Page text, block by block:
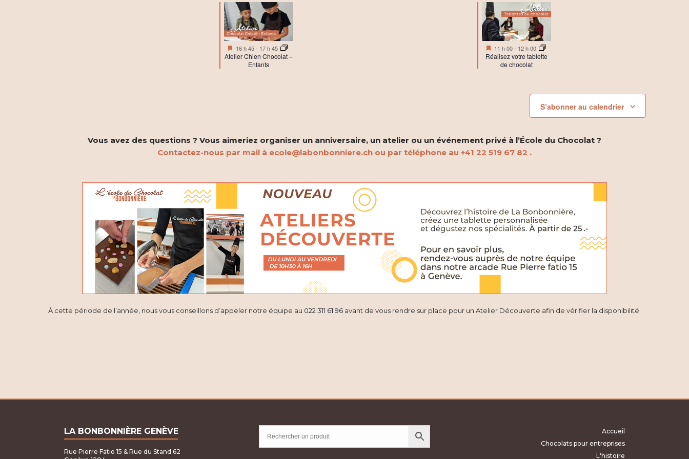
e
n
t
,
e
n
t
,
évènement,
é
v
è
n
t
Mis
en
avant
16 h 45- 17 h 45
Atelier Chien Chocolat –
Enfants
évènement,
é
v
è
n
t
Mis
en
avant
11 h 00- 12 h 00
Réalisez votre tablette
de chocolat
S’abonner au calendrier
Vous avez des questions ? Vous aimeriez organiser un anniversaire, un atelier ou un événement privé à l’École du Chocolat ?
Contactez-nous par mail à ecole@labonbonniere.ch ou par téléphone au +41 22 519 67 82 .
À cette période de l’année, nous vous conseillons d’appeler notre équipe au 022 311 61 96 avant de vous rendre sur place pour un Atelier Découverte afin de vérifier la disponibilité.
LA BONBONNIÈRE GENÈVE
Rue Pierre Fatio 15 & Rue du Stand 62
Accueil
Chocolats pour entreprises
L'histoire